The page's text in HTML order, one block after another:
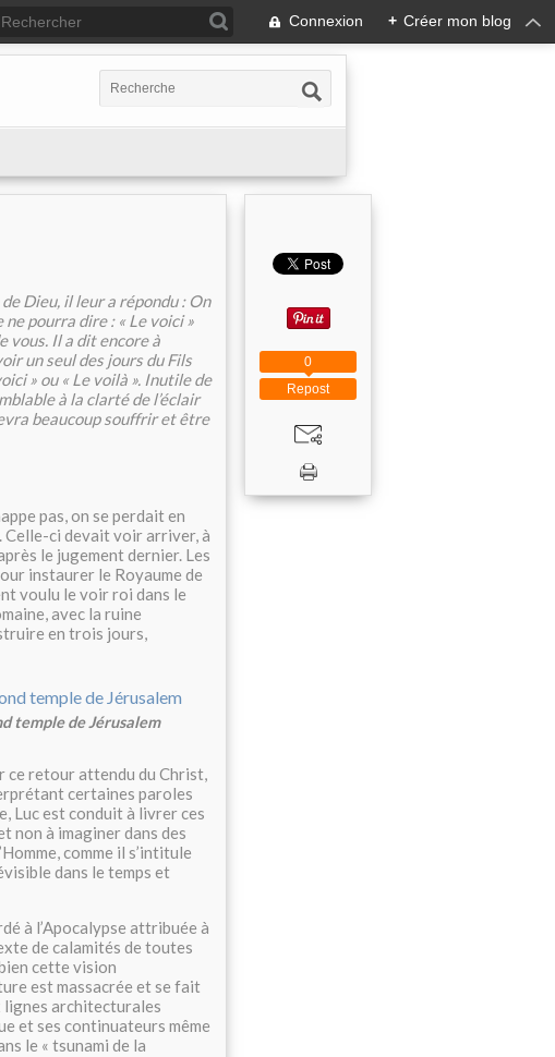
Connexion + Créer mon blog
Dieu, il leur a répondu : On
pourra dire : « Le voici »
vous. Il a dit encore à
un seul des jours du Fils
» ou « Le voilà ». Inutile de
à la clarté de l’éclair
beaucoup souffrir et être
pas, on se perdait en
Celle-ci devait voir arriver, à
le jugement dernier. Les
instaurer le Royaume de
voulu le voir roi dans le
avec la ruine
en trois jours,
temple de Jérusalem
ce retour attendu du Christ,
certaines paroles
Luc est conduit à livrer ces
non à imaginer dans des
comme il s’intitule
dans le temps et
à l’Apocalypse attribuée à
de calamités de toutes
cette vision
est massacrée et se fait
lignes architecturales
et ses continuateurs même
le « tsunami de la
Repost
0